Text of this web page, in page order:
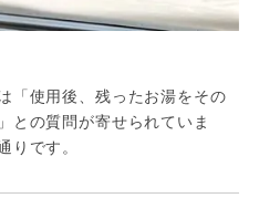
「使用後、残ったお湯をその
との質問が寄せられていま
です。